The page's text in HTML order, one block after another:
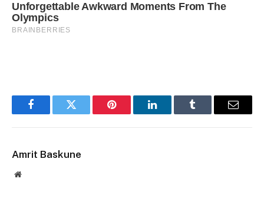
FacebookTwitter Pinterest LinkedInTumblr Email
Amrit Baskune
Website